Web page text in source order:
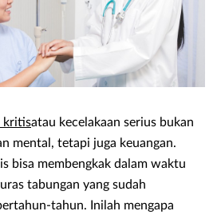
kritisatau kecelakaan serius bukan
mental, tetapi juga keuangan.
bisa membengkak dalam waktu
tabungan yang sudah
tahun. Inilah mengapa